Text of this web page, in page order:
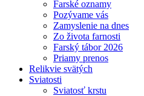
Farské oznamy
Pozývame vás
Zamyslenie na dnes
Zo života farnosti
Farský tábor 2026
Priamy prenos
Relikvie svätých
Sviatosti
Sviatosť krstu